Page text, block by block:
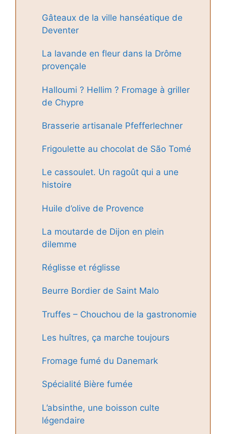
Gâteaux de la ville hanséatique de
Deventer
La lavande en fleur dans la Drôme
provençale
Halloumi ? Hellim ? Fromage à griller
de Chypre
Brasserie artisanale Pfefferlechner
Frigoulette au chocolat de São Tomé
Le cassoulet. Un ragoût qui a une
histoire
Huile d’olive de Provence
La moutarde de Dijon en plein
dilemme
Réglisse et réglisse
Beurre Bordier de Saint Malo
Truffes – Chouchou de la gastronomie
Les huîtres, ça marche toujours
Fromage fumé du Danemark
Spécialité Bière fumée
L’absinthe, une boisson culte
légendaire